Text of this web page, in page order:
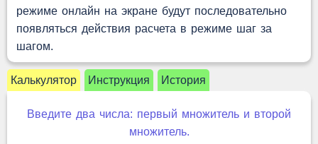
режиме онлайн на экране будут последовательно
появляться действия расчета в режиме шаг за
шагом.
Калькулятор Инструкция История
Введите два числа: первый множитель и второй
множитель.